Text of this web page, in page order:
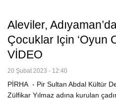
Aleviler,
Çocuklar Için ‘Oyun
VİDEO
20 Şubat 2023 - 12:40
PİRHA - Pir Sultan Abdal Kültür
Zülfikar Yılmaz adına kurulan